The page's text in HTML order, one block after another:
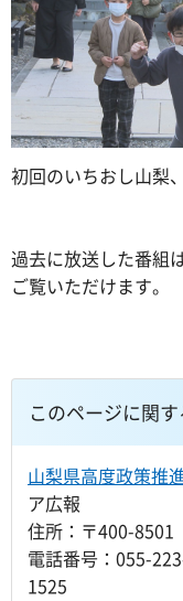
初回のいちおし山梨
過去に放送した番組は
ご覧いただけます。
このページに関
山梨県高度政策推
ア広報
住所：〒400-
電話番号：055-
1525